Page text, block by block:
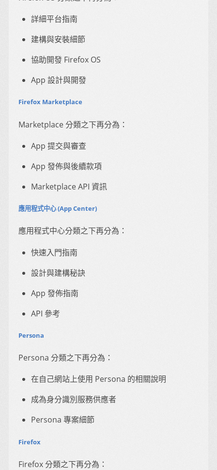
詳細平台指南
建構與安裝細節
協助開發 Firefox OS
App 設計與開發
Firefox Marketplace
Marketplace 分類之下再分為：
App 提交與審查
App 發佈與後續款項
Marketplace API 資訊
應用程式中心 (App Center)
應用程式中心分類之下再分為：
快速入門指南
設計與建構秘訣
App 發佈指南
API 參考
Persona
Persona 分類之下再分為：
在自己網站上使用 Persona 的相關說明
成為身分識別服務供應者
Persona 專案細節
Firefox
Firefox 分類之下再分為：